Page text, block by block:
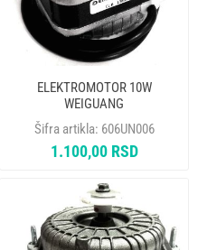
ELEKTROMOTOR 10W
WEIGUANG
Šifra artikla: 606UN006
1.100,00 RSD